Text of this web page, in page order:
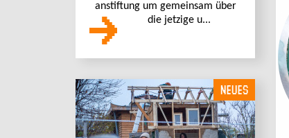
anstiftung um gemeinsam über
die jetzige u...
NEUES